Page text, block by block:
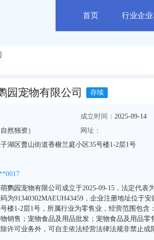
首页 行业企
园宠物有限公司 存续
成立时间： 2025-09-14
然独资）
网址：
湖区曹山街道香榭兰庭小区35号楼1-2层1号
鹦园宠物有限公司成立于2025-09-15，法定代表
为91340302MAEUH43459，企业注册地址位于
楼1-2层1号，所属行业为零售业，经营范围包含
销售；宠物食品及用品批发；宠物食品及用品零
许可业务外，可自主依法经营法律法规非禁止或